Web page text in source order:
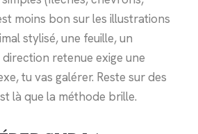
moins bon sur les illustrations
stylisé, une feuille, un
retenue exige une
tu vas galérer. Reste sur des
là que la méthode brille.